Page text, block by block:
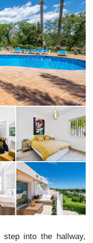
into the hallway,